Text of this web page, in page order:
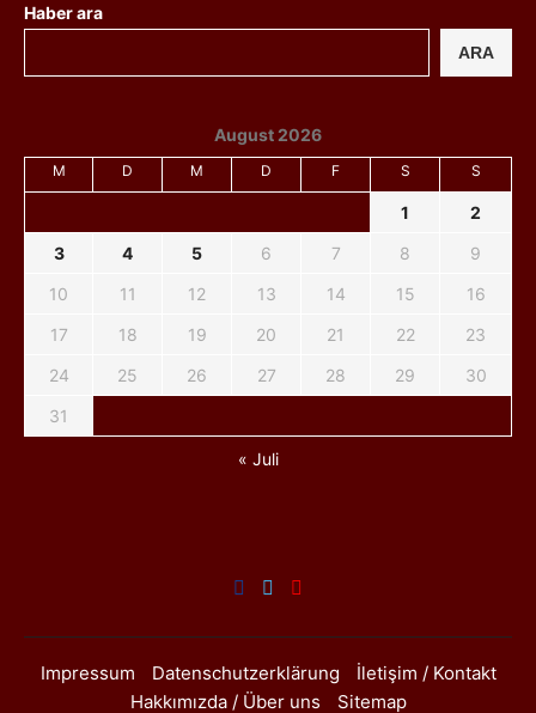
Haber ara
ARA
August 2026
M D M D F S S
1
2
3
4 5 6 7 8
9
10
11 12 13 14 15
16
17
18 19 20 21 22
23
24
25 26 27 28 29
30
31
« Juli
Impressum Datenschutzerklärung
İletişim / Kontakt
Hakkımızda / Über uns
Sitemap